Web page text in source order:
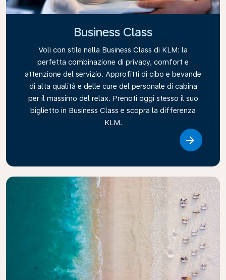
Business Class
Voli con stile nella Business Class di KLM: la
perfetta combinazione di privacy, comfort e
attenzione del servizio. Approfitti di cibo e bevande
di alta qualità e delle cure del personale di cabina
per il massimo del relax. Prenoti oggi stesso il suo
biglietto in Business Class e scopra la differenza
KLM.